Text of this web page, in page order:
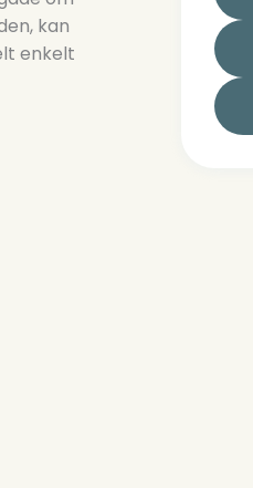
kan
enkelt